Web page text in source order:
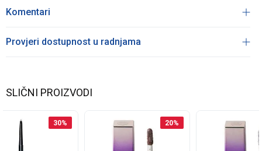
Komentari
Provjeri dostupnost u radnjama
SLIČNI PROIZVODI
30% 20%